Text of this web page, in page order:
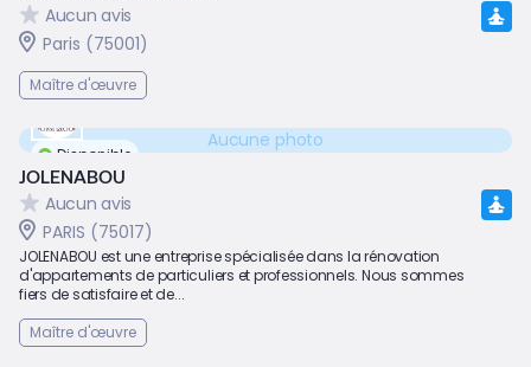
Aucun avis
Paris (75001)
Maître d'œuvre
Disponible
Aucune photo
JOLENABOU
Aucun avis
PARIS (75017)
JOLENABOU est une entreprise spécialisée dans la rénovation
d'appartements de particuliers et professionnels. Nous sommes
fiers de satisfaire et de...
Maître d'œuvre